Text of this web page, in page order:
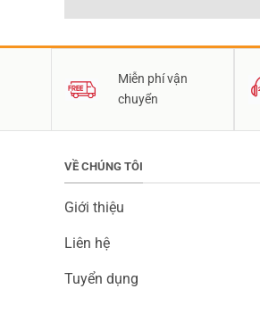
Miễn phí vận
chuyển
VỀ CHÚNG TÔI
Giới thiệu
Liên hệ
Tuyển dụng